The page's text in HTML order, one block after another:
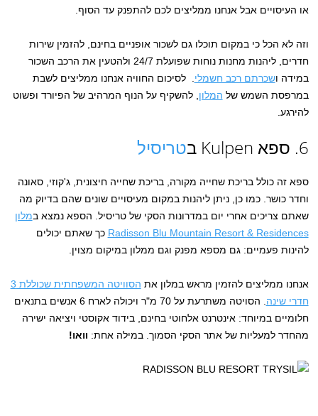
או העיסויים אבל אנחנו ממליצים לכם להתפנק עד הסוף.
וזה לא הכל כי במקום תוכלו גם לשכור אופניים בחינם, להזמין שירות
חדרים, ליהנות מחנות נוחות שפועלת 24/7 ולהטעין את הרכב השכור
במידה ושכרתם רכב חשמלי . לסיכום החוויה אנחנו ממליצים לשבת
במרפסת השמש של המלון , להשקיף על הנוף המרהיב של הפיורד ופשוט
להירגע.
6. ספא Kulpen ב טריסיל
ספא זה כולל בריכת שחייה מקורה, בריכת שחייה חיצונית, ג'קוזי, סאונה
וחדר כושר. כמו כן, ניתן ליהנות במקום מעיסויים שונים שהם בדיוק מה
שאתם צריכים אחרי יום במדרונות הסקי של טריסיל. הספא נמצא במלון
Radisson Blu Mountain Resort & Residences כך שאתם יכולים
להינות פעמיים: גם מספא מפנק וגם ממלון במיקום מצוין.
אנחנו ממליצים להזמין מראש במלון את
הסוויטה המשפחתית שכוללת 3
חדרי שינה
. הסויטה משתרעת על 70 מ"ר ויכולה לארח 6 אנשים בתנאים
חלומיים במיוחד: אינטרנט אלחוטי בחינם, בידוד אקוסטי ויציאה ישירה
מהחדר למעליות של אתר הסקי הסמוך. במילה אחת: וואו!